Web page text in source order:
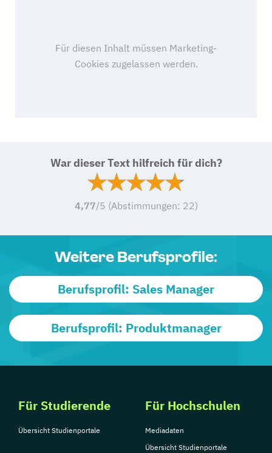
War dieser Text hilfreich für dich?
4,77/5 (Abstimmungen: 22)
Weitere Berufsprofile:
Berufsprofil: Sales Manager
Berufsprofil: Produktmanager
Für Studierende
Übersicht Studienportale
Für Hochschulen
Mediadaten
Übersicht Studienportale